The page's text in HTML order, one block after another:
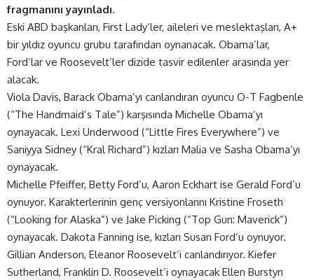
fragmanını yayınladı.
Eski ABD başkanları, First Lady’ler, aileleri ve meslektaşları, A+
bir yıldız oyuncu grubu tarafından oynanacak. Obama’lar,
Ford’lar ve Roosevelt’ler dizide tasvir edilenler arasında yer
alacak.
Viola Davis, Barack Obama’yı canlandıran oyuncu O-T Fagbenle
(“The Handmaid’s Tale”) karşısında Michelle Obama’yı
oynayacak. Lexi Underwood (“Little Fires Everywhere”) ve
Saniyya Sidney (“Kral Richard”) kızları Malia ve Sasha Obama’yı
oynayacak.
Michelle Pfeiffer, Betty Ford’u, Aaron Eckhart ise Gerald Ford’u
oynuyor. Karakterlerinin genç versiyonlarını Kristine Froseth
(“Looking for Alaska”) ve Jake Picking (“Top Gun: Maverick”)
oynayacak. Dakota Fanning ise, kızları Susan Ford’u oynuyor.
Gillian Anderson, Eleanor Roosevelt’i canlandırıyor. Kiefer
Sutherland, Franklin D. Roosevelt’i oynayacak Ellen Burstyn